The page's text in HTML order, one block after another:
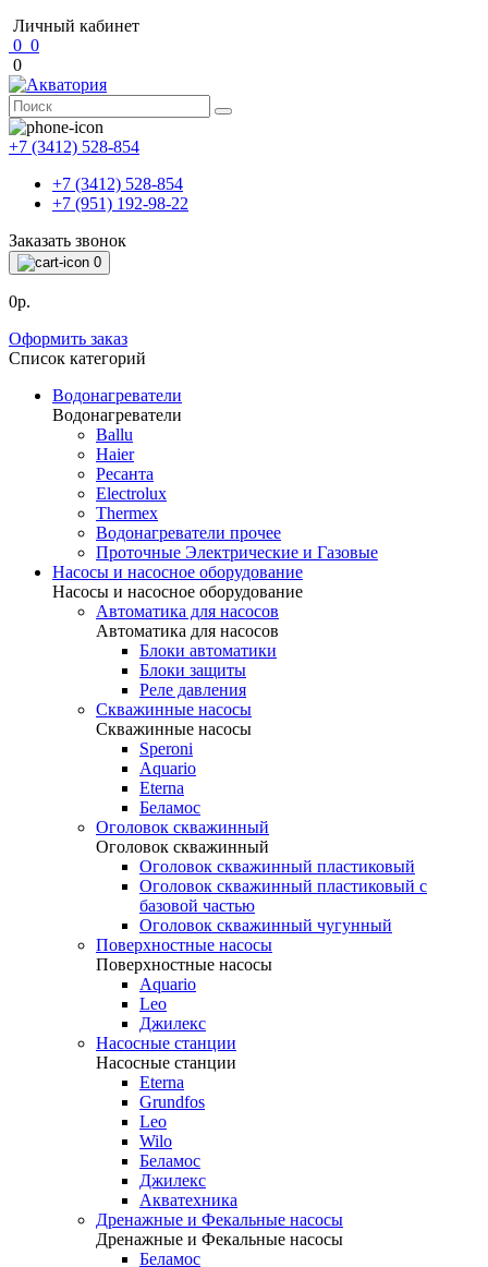
Личный кабинет
0 0
0
+7 (3412) 528-854
+7 (3412) 528-854
+7 (951) 192-98-22
Заказать звонок
0
0р.
Оформить заказ
Список категорий
Водонагреватели
Водонагреватели
Ballu
Haier
Ресанта
Electrolux
Thermex
Водонагреватели прочее
Проточные Электрические и Газовые
Насосы и насосное оборудование
Насосы и насосное оборудование
Автоматика для насосов
Автоматика для насосов
Блоки автоматики
Блоки защиты
Реле давления
Скважинные насосы
Скважинные насосы
Speroni
Aquario
Eterna
Беламос
Оголовок скважинный
Оголовок скважинный
Оголовок скважинный пластиковый
Оголовок скважинный пластиковый с
базовой частью
Оголовок скважинный чугунный
Поверхностные насосы
Поверхностные насосы
Aquario
Leo
Джилекс
Насосные станции
Насосные станции
Eterna
Grundfos
Leo
Wilo
Беламос
Джилекс
Акватехника
Дренажные и Фекальные насосы
Дренажные и Фекальные насосы
Беламос